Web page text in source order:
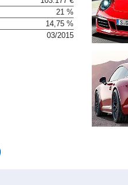
103.177 €
21 %
14,75 %